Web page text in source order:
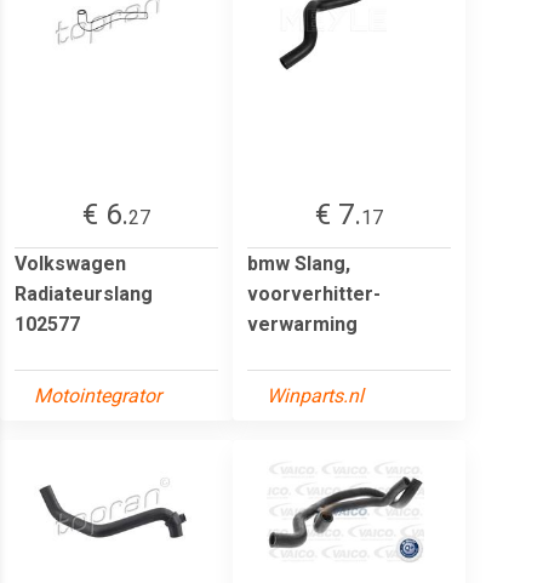
€ 6.27
Volkswagen
Radiateurslang
102577
Motointegrator
€ 7.17
bmw Slang,
voorverhitter-
verwarming
Winparts.nl